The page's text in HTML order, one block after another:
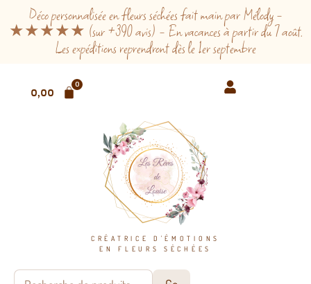
Déco personnalisée en fleurs séchées fait main par Mélody -
★★★★★ (sur +390 avis) - En vacances à partir du 7 août.
Les expéditions reprendront dès le 1er septembre
CRÉATRICE D'ÉMOTIONS
EN FLEURS SÉCHÉES
0,00
0